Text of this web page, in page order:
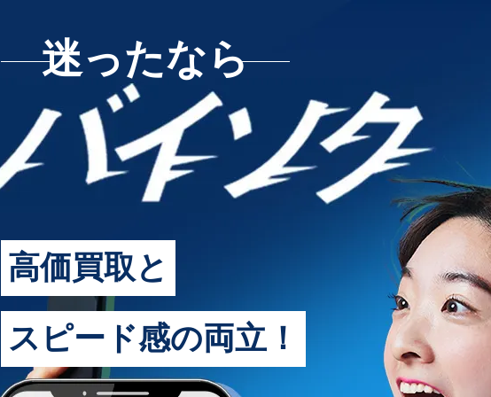
迷ったなら
バイソ
高価買取と
スピード感の両立！